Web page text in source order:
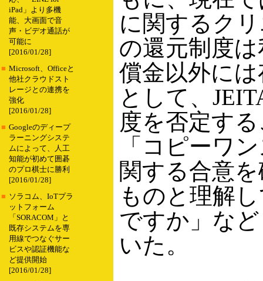
iPad」より多機
能、大画面で音
声・ビデオ通話が
可能に
[2016/01/28]
■ Microsoft、Officeと
他社クラウドスト
レージとの連携を
強化
[2016/01/28]
■ Googleのディープ
ラーニングシステ
ムによって、人工
知能が初めて囲碁
のプロ棋士に勝利
[2016/01/28]
■ ソラコム、IoTプラ
ットフォーム
「SORACOM」と
既存システムを専
用線でつなぐサー
ビスや認証機能な
ど提供開始
[2016/01/28]
に関するク
の還元制度
償金以外に
として、
度を否定す
「コピーワ
関する合意
ものと理解
ですか」な
いた。